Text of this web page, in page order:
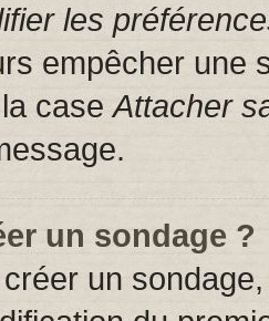
les
empêcher une
caseAttacher
un sondage ?
un